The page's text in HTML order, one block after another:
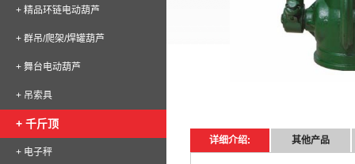
+ 精品环链电动葫芦
+ 群吊/爬架/焊罐葫芦
+ 舞台电动葫芦
+ 吊索具
+ 千斤顶
+ 电子秤
详细介绍: 其他产品